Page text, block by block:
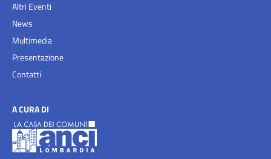
Altri Eventi
News
Multimedia
Presentazione
Contatti
A CURA DI